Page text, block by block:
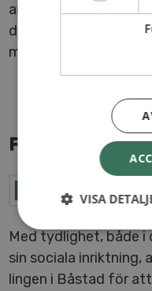
arbetar vi
dags­tro, som
människor.
FYRENS
Med tydlighet, både
sin sociala in­rikt­ning,
ling­en i Båstad för
VISA